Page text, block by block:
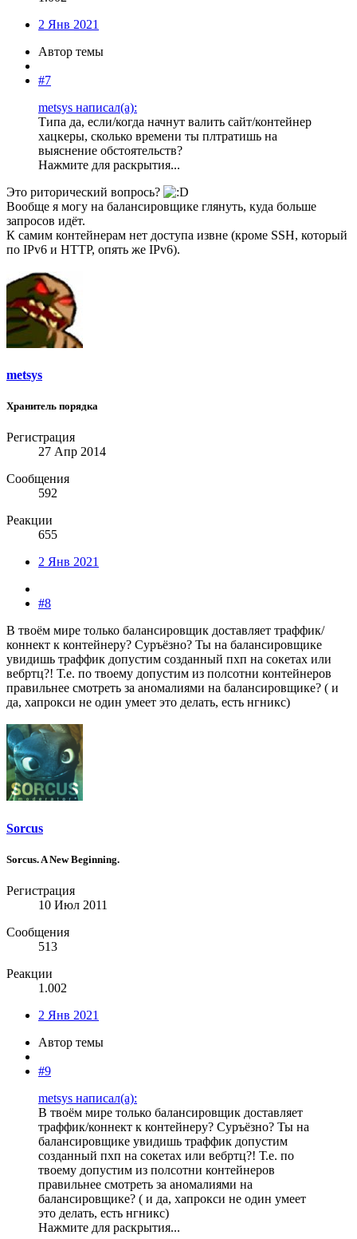
2 Янв 2021
Автор темы
#7
metsys написал(а):
Типа да, если/когда начнут валить сайт/контейнер
хацкеры, сколько времени ты плтратишь на
выяснение обстоятельств?
Нажмите для раскрытия...
Это риторический вопрось?
Вообще я могу на балансировщике глянуть, куда больше
запросов идёт.
К самим контейнерам нет доступа извне (кроме SSH, который
по IPv6 и HTTP, опять же IPv6).
metsys
Хранитель порядка
Регистрация
27 Апр 2014
Сообщения
592
Реакции
655
2 Янв 2021
#8
В твоём мире только балансировщик доставляет траффик/
коннект к контейнеру? Суръёзно? Ты на балансировщике
увидишь траффик допустим созданный пхп на сокетах или
вебртц?! Т.е. по твоему допустим из полсотни контейнеров
правильнее смотреть за аномалиями на балансировщике? ( и
да, хапрокси не один умеет это делать, есть нгникс)
Sorcus
Sorcus. A New Beginning.
Регистрация
10 Июл 2011
Сообщения
513
Реакции
1.002
2 Янв 2021
Автор темы
#9
metsys написал(а):
В твоём мире только балансировщик доставляет
траффик/коннект к контейнеру? Суръёзно? Ты на
балансировщике увидишь траффик допустим
созданный пхп на сокетах или вебртц?! Т.е. по
твоему допустим из полсотни контейнеров
правильнее смотреть за аномалиями на
балансировщике? ( и да, хапрокси не один умеет
это делать, есть нгникс)
Нажмите для раскрытия...